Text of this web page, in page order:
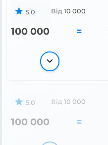
5.0 Від 10 000
100 000 =
5.0 Від 10 000
100 000 =